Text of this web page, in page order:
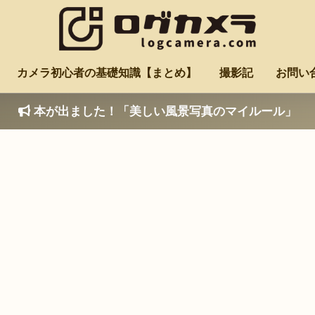
カメラ初心者の基礎知識【まとめ】 撮影記 お問い
本が出ました！「美しい風景写真のマイルール」